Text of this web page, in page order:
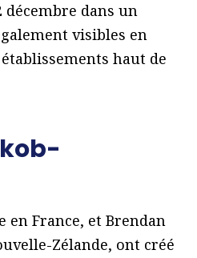
dans un
visibles en
haut de
en France, et Brendan
Zélande, ont créé